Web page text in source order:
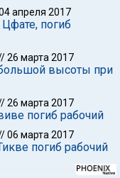
апреля 2017
погиб
26 марта 2017
высоты при
26 марта 2017
погиб рабочий
06 марта 2017
погиб рабочий